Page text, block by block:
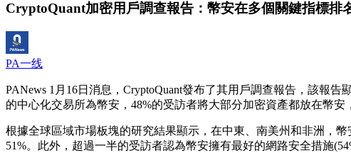
CryptoQuant加密用戶調查報告：幣安在多個關鍵指標排
PA一线
PANews 1月16日消息，CryptoQuant發布了其用戶調查報告，該報
的中心化交易所為幣安，48%的受訪者將大部分加密資產都放在幣安
根據全球區域市場板塊的研究結果顯示，在中東、南美州和非洲，
51%。此外，超過一半的受訪者認為幣安擁有最好的網路安全措施